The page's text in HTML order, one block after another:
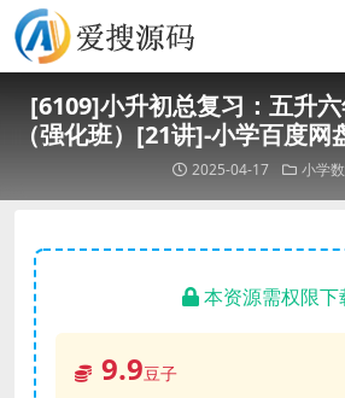
[6109]小升初总复习：五升
（强化班）[21讲]-小学百度
2025-04-17 小学
本资源需权限下
9.9豆子